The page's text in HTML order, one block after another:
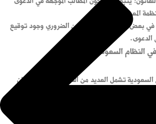
المعمول بها.
في بعض الحالات، قد يكون من الضروري وجود توقيع
الدعوى.
النظام السعودي.
تشمل العديد من الخطوات المهمة لضمان
للإجراءات القانونية، كما يجب أن تكون تتوافق